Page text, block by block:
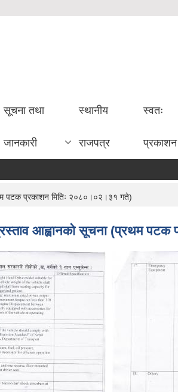
सूचना तथा
जानकारी
स्थानीय
राजपत्र
स्वतः
प्रकाशन
पटक प्रकाशन मितिः २०८०।०२।३१ गते)
आह्वानको सूचना (प्रथम